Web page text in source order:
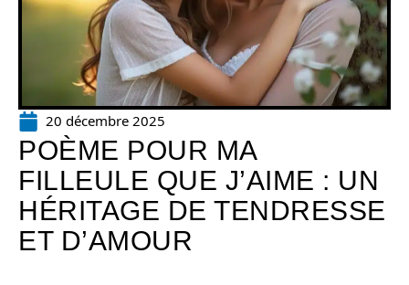
20 décembre 2025
POÈME POUR MA
FILLEULE QUE J’AIME : UN
HÉRITAGE DE TENDRESSE
ET D’AMOUR